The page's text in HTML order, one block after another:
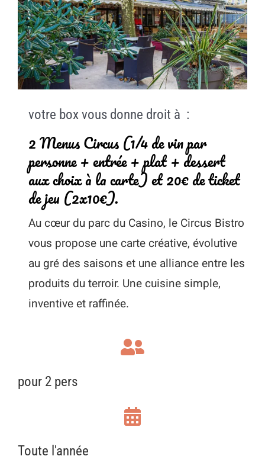
votre box vous donne droit à :
2 Menus Circus (1/4 de vin par
personne + entrée + plat + dessert
aux choix à la carte) et 20€ de ticket
de jeu (2x10€).
Au cœur du parc du Casino, le Circus Bistro
vous propose une carte créative, évolutive
au gré des saisons et une alliance entre les
produits du terroir. Une cuisine simple,
inventive et raffinée.
pour 2 pers
Toute l'année